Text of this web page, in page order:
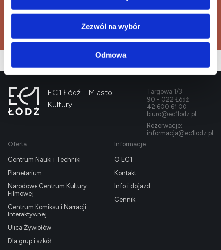
Zezwól na wybór
Odmowa
Kup bilet
EC1 Łódź - Miasto
Kultury
Targowa 1/3
90 - 022 Łódź
42 600 61 00
biuro@ec1lodz.pl
Rezerwacje:
informacja@ec1lodz.pl
Oferta
Centrum Nauki i Techniki
Planetarium
Narodowe Centrum Kultury
Filmowej
Centrum Komiksu i Narracji
Interaktywnej
Ulica Żywiołów
Dla grup i szkół
Informacje
O EC1
Kontakt
Info i dojazd
Cennik